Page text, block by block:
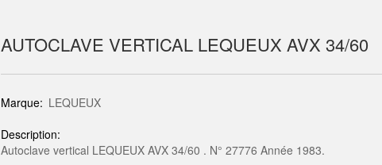
AUTOCLAVE VERTICAL LEQUEUX AVX 34/60
Marque: LEQUEUX
Description:
Autoclave vertical LEQUEUX AVX 34/60 . N° 27776 Année 1983.